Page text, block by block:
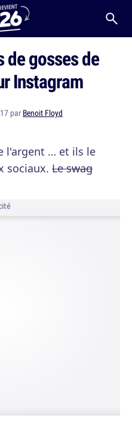
de gosses de
Instagram
par Benoit Floyd
l'argent … et ils le
sociaux. Le swag